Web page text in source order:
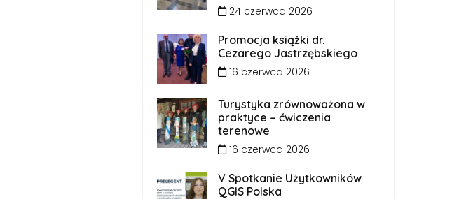
24 czerwca 2026
Promocja książki dr.
Cezarego Jastrzębskiego
16 czerwca 2026
Turystyka zrównoważona w
praktyce – ćwiczenia
terenowe
16 czerwca 2026
V Spotkanie Użytkowników
QGIS Polska